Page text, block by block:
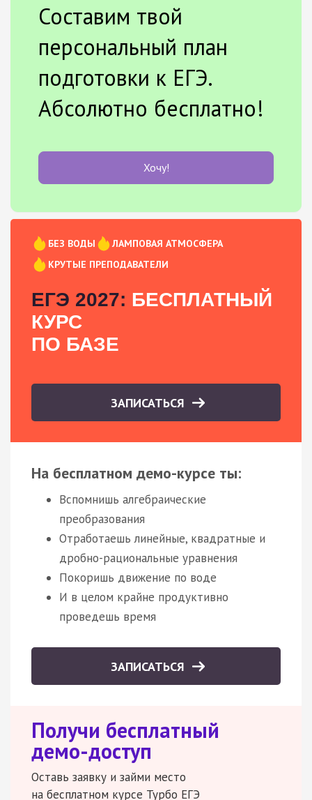
Составим твой
персональный план
подготовки к ЕГЭ.
Абсолютно бесплатно!
Хочу!
БЕЗ ВОДЫ
ЛАМПОВАЯ АТМОСФЕРА
КРУТЫЕ ПРЕПОДАВАТЕЛИ
ЕГЭ 2027: БЕСПЛАТНЫЙ
КУРС
ПО БАЗЕ
ЗАПИСАТЬСЯ
На бесплатном демо-курсе ты:
Вспомнишь алгебраические
преобразования
Отработаешь линейные, квадратные и
дробно-рациональные уравнения
Покоришь движение по воде
И в целом крайне продуктивно
проведешь время
ЗАПИСАТЬСЯ
Получи бесплатный
демо-доступ
Оставь заявку и займи место
на бесплатном курсе Турбо ЕГЭ